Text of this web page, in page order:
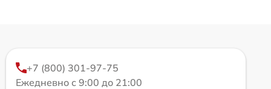
+7 (800) 301-97-75
Ежедневно с 9:00 до 21:00